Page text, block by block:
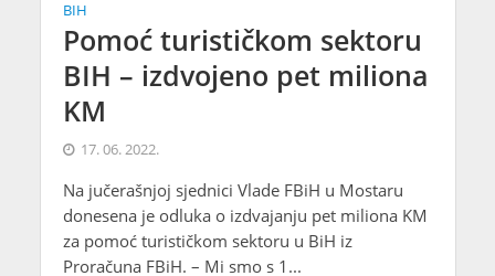
BIH
Pomoć turističkom sektoru
BIH – izdvojeno pet miliona
KM
17. 06. 2022.
Na jučerašnjoj sjednici Vlade FBiH u Mostaru
donesena je odluka o izdvajanju pet miliona KM
za pomoć turističkom sektoru u BiH iz
Proračuna FBiH. – Mi smo s 1...